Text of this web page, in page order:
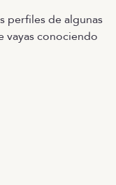
perfiles de algunas
vayas conociendo